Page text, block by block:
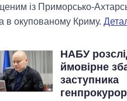
із Приморсько-
в окупованому Криму.
НАБУ
ймовірне
заступника